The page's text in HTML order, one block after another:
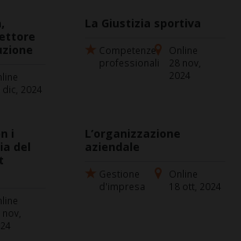
dic, 2024
La Giustizia sportiva
Competenze
professionali
Online
28 nov,
2024
i
del
nov,
L’organizzazione
aziendale
Gestione
d'impresa
Online
18 ott, 2024